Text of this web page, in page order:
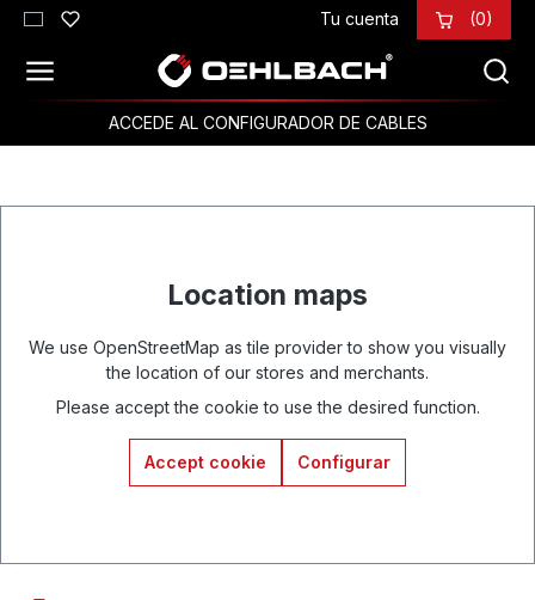
Saltar al contenido principal Tu cuenta (0)
ACCEDE AL CONFIGURADOR DE CABLES
Location maps
We use OpenStreetMap as tile provider to show you visually
the location of our stores and merchants.
Please accept the cookie to use the desired function.
Accept cookie Configurar